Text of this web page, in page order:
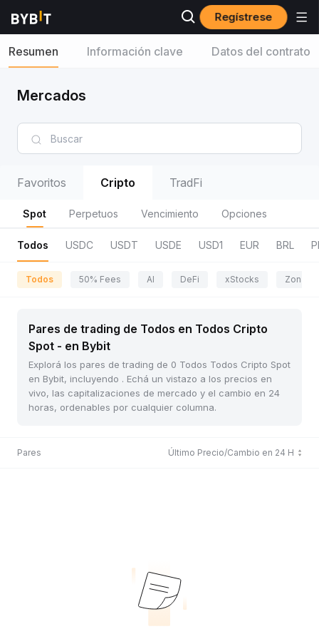
Regístrese
Resumen Información clave Datos del contrato
Mercados
Favoritos Cripto TradFi
Spot Perpetuos Vencimiento Opciones
Todos USDC USDT USDE USD1 EUR BRL
Todos 50% Fees AI DeFi xStocks Zona
Pares de trading de Todos en Todos Cripto
Spot - en Bybit
Explorá los pares de trading de 0 Todos Todos Cripto Spot
en Bybit, incluyendo . Echá un vistazo a los precios en
vivo, las capitalizaciones de mercado y el cambio en 24
horas, ordenables por cualquier columna.
Pares Último Precio/Cambio en 24 H